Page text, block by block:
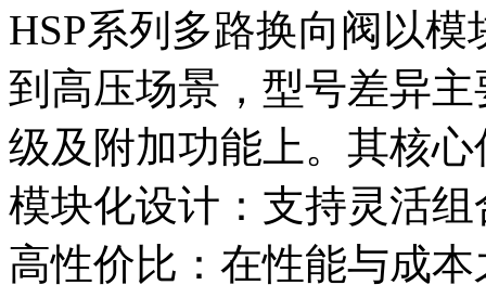
HSP系列多路换向阀以
到高压场景，型号差异
级及附加功能上。其核
模块化设计‌：支持灵活
高性价比‌：在性能与成